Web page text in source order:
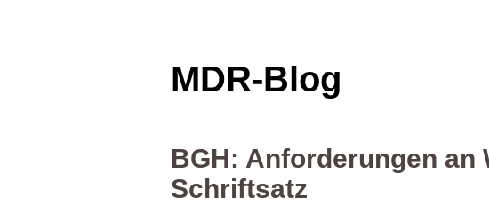
MDR-Blog
BGH: Anforderungen
Schriftsatz